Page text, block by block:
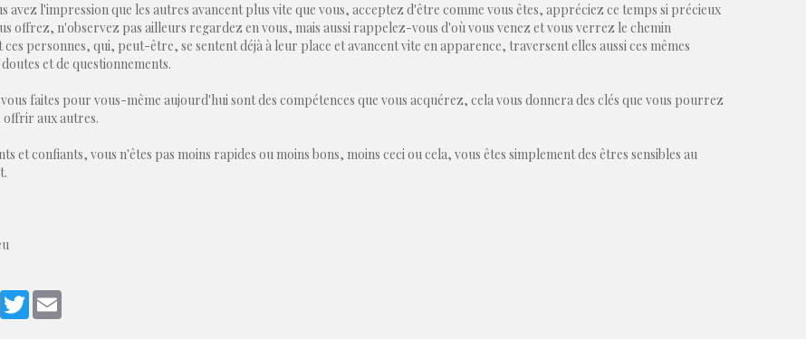
avez l'impression que les autres avancent plus vite que vous, acceptez d'être comme vous êtes, appréciez ce temps si précieux
offrez, n'observez pas ailleurs regardez en vous, mais aussi rappelez-vous d'où vous venez et vous verrez le chemin
ces personnes, qui, peut-être, se sentent déjà à leur place et avancent vite en apparence, traversent elles aussi ces mêmes
et de questionnements.
faites pour vous-même aujourd'hui sont des compétences que vous acquérez, cela vous donnera des clés que vous pourrez
aux autres.
et confiants, vous n'êtes pas moins rapides ou moins bons, moins ceci ou cela, vous êtes simplement des êtres sensibles au
TwitterEmail